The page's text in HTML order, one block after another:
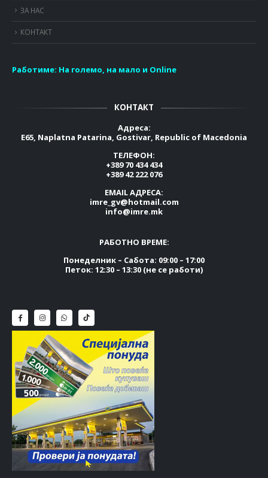
ЗА НАС
КОНТАКТ
Работиме: На големо, на мало и Online
КОНТАКТ
Адреса:
E65, Naplatna Patarina, Gostivar, Republic of Macedonia
ТЕЛЕФОН:
+389 70 434 434
+389 42 222 076
EMAIL АДРЕСА:
imre_gv@hotmail.com
info@imre.mk
РАБОТНО ВРЕМЕ:
Понеделник – Сабота: 09:00 – 17:00
Петок: 12:30 – 13:30 (не се работи)